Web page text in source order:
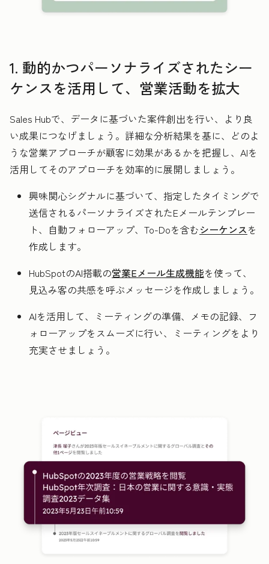
1. 動的かつパーソナライズされたシー
ケンスを活用して、営業活動を拡大
Sales Hubで、データに基づいた案件創出を行い、より良
い成果につなげましょう。詳細な分析結果を基に、どのよ
うな営業アプローチが顧客に効果があるかを把握し、AIを
活用してそのアプローチを効率的に展開しましょう。
興味関心シグナルに基づいて、指定したタイミングで
送信されるパーソナライズされたEメールテンプレー
ト、自動フォローアップ、To-Doを含むシーケンスを
作成します。
HubSpotのAI搭載の営業Eメール生成機能を使って、
見込み客の共感を呼ぶメッセージを作成しましょう。
AIを活用して、ミーティングの準備、メモの記録、フ
ォローアップをスムーズに行い、ミーティングをより
充実させましょう。